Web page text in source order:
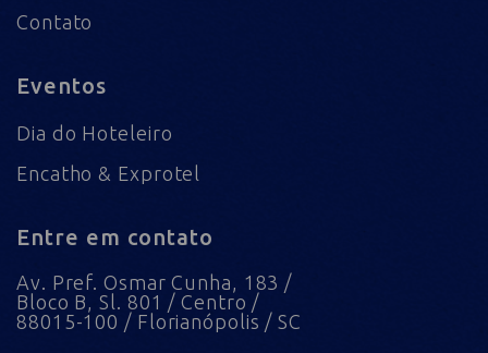
Contato
Eventos
Dia do Hoteleiro
Encatho & Exprotel
Entre em contato
Av. Pref. Osmar Cunha, 183 /
Bloco B, Sl. 801 / Centro /
88015-100 / Florianópolis / SC